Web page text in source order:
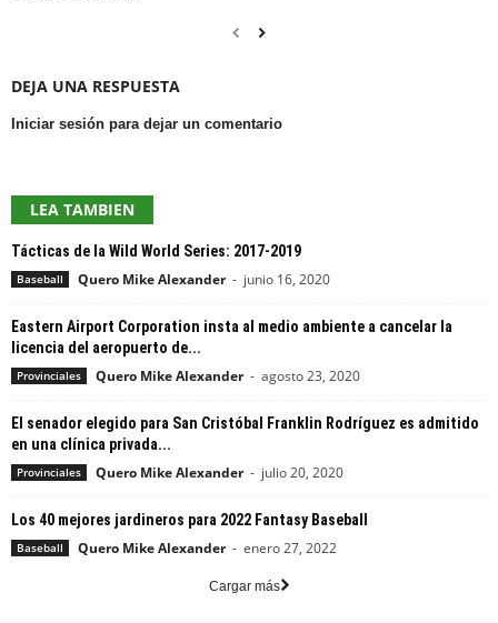
DEJA UNA RESPUESTA
Iniciar sesión para dejar un comentario
LEA TAMBIEN
Tácticas de la Wild World Series: 2017-2019
Baseball Quero Mike Alexander - junio 16, 2020
Eastern Airport Corporation insta al medio ambiente a cancelar la
licencia del aeropuerto de...
Provinciales Quero Mike Alexander - agosto 23, 2020
El senador elegido para San Cristóbal Franklin Rodríguez es admitido
en una clínica privada...
Provinciales Quero Mike Alexander - julio 20, 2020
Los 40 mejores jardineros para 2022 Fantasy Baseball
Baseball Quero Mike Alexander - enero 27, 2022
Cargar más